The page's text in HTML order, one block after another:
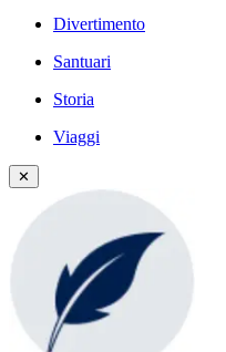
Divertimento
Santuari
Storia
Viaggi
✕